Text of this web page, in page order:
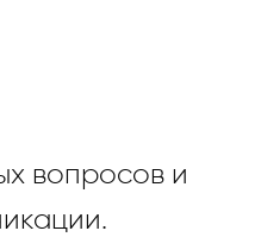
вопросов и